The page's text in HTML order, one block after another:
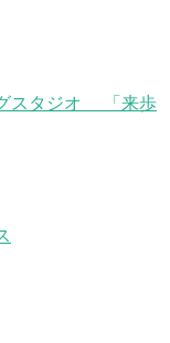
スタジオ 「来歩